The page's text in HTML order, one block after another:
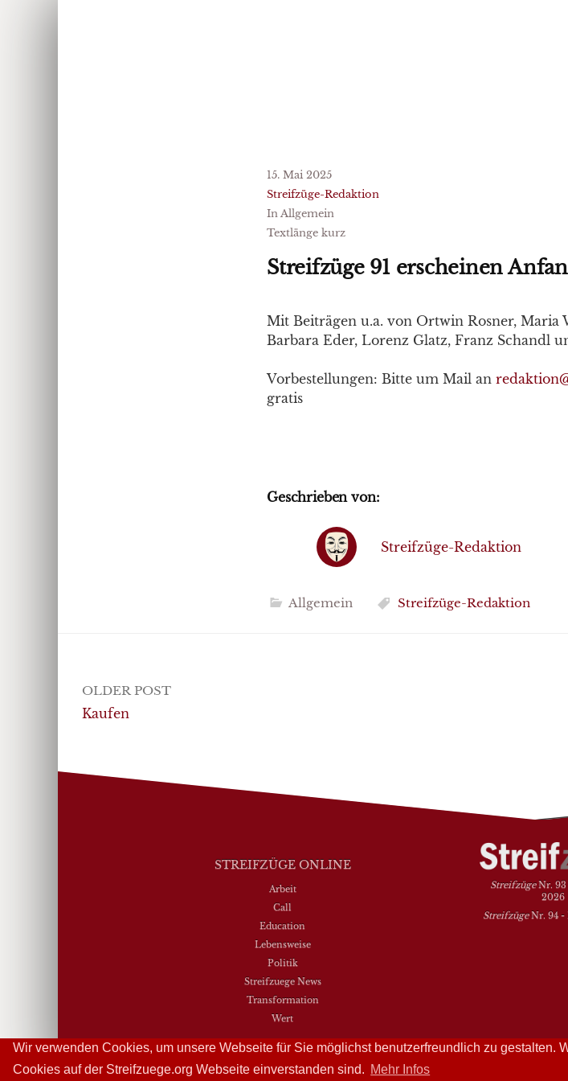
Wir verwenden Cookies, um unsere Webseite für Sie möglichst benutzerfreundlich zu gestalten.
Cookies auf der Streifzuege.org Webseite einverstanden sind. Mehr Infos
15. Mai 2025
Streifzüge-Redaktion
In Allgemein
Textlänge kurz
Streifzüge 91 erscheinen
Mit Beiträgen u.a. von Ortwin Rosner, Maria
Barbara Eder, Lorenz Glatz, Franz Schandl
Vorbestellungen: Bitte um Mail an
gratis
Geschrieben von:
Streifzüge-Redaktion
Allgemein Streifzüge-Redaktion
Post
navigation
OLDER POST
Kaufen
STREIFZÜGE ONLINE
Arbeit
Call
Education
Lebensweise
Politik
Streifzuege News
Transformation
Wert
StreifzügeNr.
2026
StreifzügeNr. 94 -
Streifzüge läuft mit